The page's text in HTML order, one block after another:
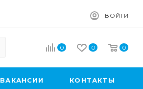
ВОЙТИ
0 0 0
ВАКАНСИИ КОНТАКТЫ